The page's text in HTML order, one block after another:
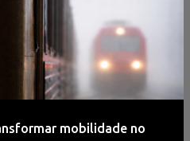
mobilidade no